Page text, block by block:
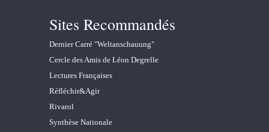
Sites Recommandés
Dernier Carré "Weltanschauung"
Cercle des Amis de Léon Degrelle
Lectures Françaises
Réfléchir&Agir
Rivarol
Synthèse Nationale